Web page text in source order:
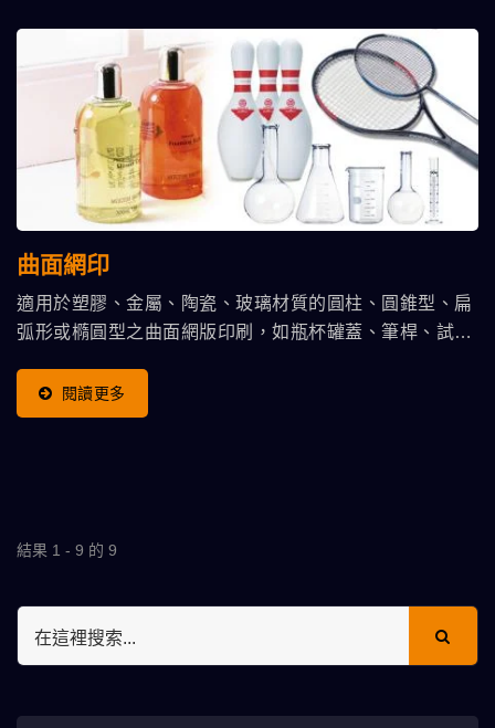
曲面網印
適用於塑膠、金屬、陶瓷、玻璃材質的圓柱、圓錐型、扁
弧形或橢圓型之曲面網版印刷，如瓶杯罐蓋、筆桿、試管
克杯、保溫瓶等工業產品的網版曲印製程。 適用機型印刷
範圍Φ5...
閱讀更多
結果 1 - 9 的 9